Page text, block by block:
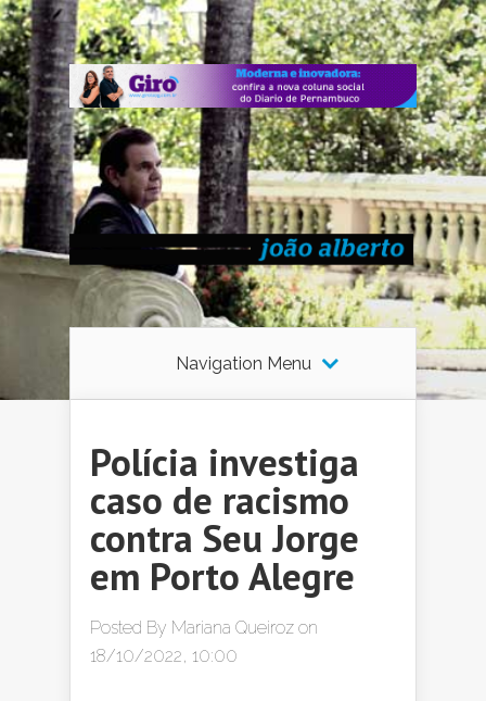
Navigation Menu
Polícia investiga
caso de racismo
contra Seu Jorge
em Porto Alegre
Posted By Mariana Queiroz on
18/10/2022, 10:00